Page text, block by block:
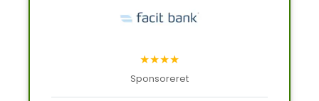
★★★★
Sponsoreret